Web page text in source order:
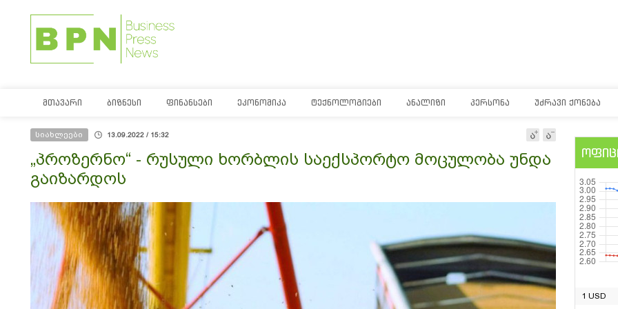
ᲛᲗᲐᲕᲐᲠᲘ ᲑᲘᲖᲜᲔᲡᲘ ᲤᲘᲜᲐᲜᲡᲔᲑᲘ ᲔᲙᲝᲜᲝᲛᲘᲙᲐ ᲢᲔᲥᲜᲝᲚᲝᲒᲘᲔᲑᲘ ᲐᲜᲐᲚᲘᲖᲘ ᲞᲔᲠᲡᲝᲜᲐ ᲣᲫᲠᲐᲕᲘ ᲥᲝᲜᲔᲑᲐ
სიახლეები 13.09.2022 / 15:32
„პროზერნო“ - რუსული ხორბლის საექსპორტო მოცულობა უნდა
გაიზარდოს
1 USD